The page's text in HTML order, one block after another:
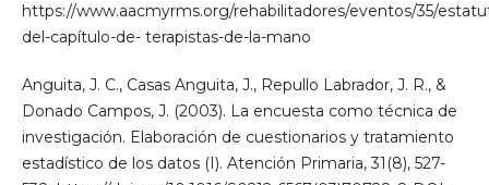
https://www.aacmyrms.org/rehabilitadores/eventos/35/
del-capítulo-de- terapistas-de-la-mano
Anguita, J. C., Casas Anguita, J., Repullo Labrador, J. R., &
Donado Campos, J. (2003). La encuesta como técnica de
investigación. Elaboración de cuestionarios y tratamiento
estadístico de los datos (I). Atención Primaria, 31(8), 527-